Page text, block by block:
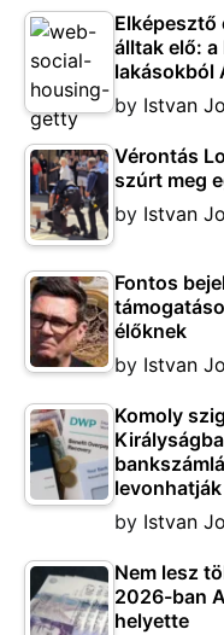
álltak elő:
lakásokból
by Istvan
Vérontás
szúrt meg
by Istvan
Fontos
élőknek
by Istvan
Komoly
by Istvan
Nem lesz
2026-ban
helyette